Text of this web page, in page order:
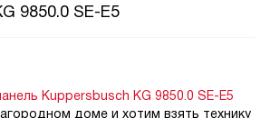
9850.0 SE-E5
Kuppersbusch KG 9850.0 SE-E5
доме и хотим взять технику